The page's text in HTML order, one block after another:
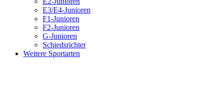
E3/E4-Junioren
F1-Junioren
F2-Junioren
G-Junioren
Schiedsrichter
Weitere Sportarten